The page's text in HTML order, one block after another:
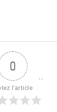
0
l'article